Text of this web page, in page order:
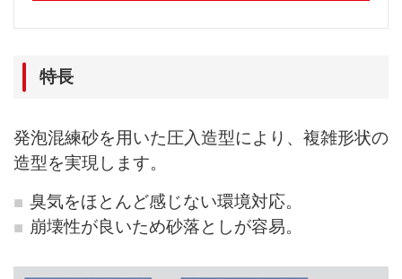
特長
発泡混練砂を用いた圧入造型により、複雑形状の
造型を実現します。
臭気をほとんど感じない環境対応。
崩壊性が良いため砂落としが容易。